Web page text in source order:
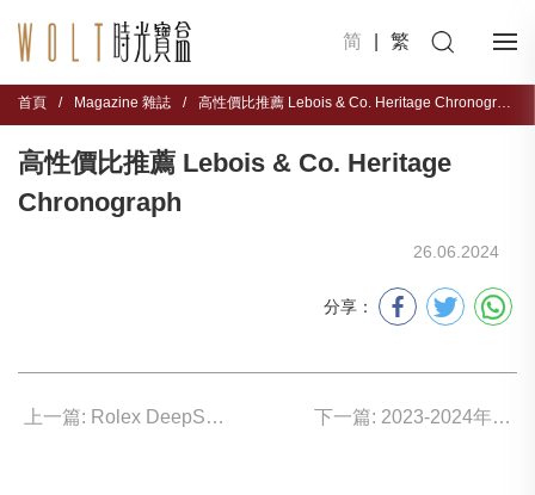
简 繁
首頁 / Magazine 雜誌 / 高性價比推薦 Lebois & Co. Heritage Chronograph
高性價比推薦 Lebois & Co. Heritage
Chronograph
26.06.2024
分享：
上一篇: Rolex DeepSea YG Ref.136668LB 下一篇: 2023-2024年度十大買得到的好表